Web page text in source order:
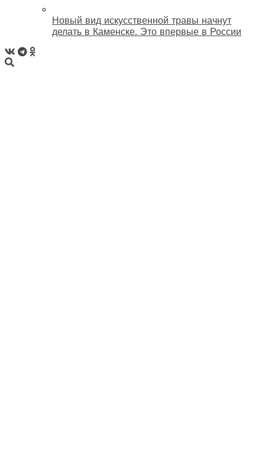
Новый вид искусственной травы начнут
делать в Каменске. Это впервые в России